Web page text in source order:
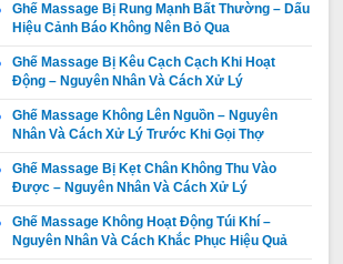
Ghế Massage Bị Rung Mạnh Bất Thường – Dấu
Hiệu Cảnh Báo Không Nên Bỏ Qua
Ghế Massage Bị Kêu Cạch Cạch Khi Hoạt
Động – Nguyên Nhân Và Cách Xử Lý
Ghế Massage Không Lên Nguồn – Nguyên
Nhân Và Cách Xử Lý Trước Khi Gọi Thợ
Ghế Massage Bị Kẹt Chân Không Thu Vào
Được – Nguyên Nhân Và Cách Xử Lý
Ghế Massage Không Hoạt Động Túi Khí –
Nguyên Nhân Và Cách Khắc Phục Hiệu Quả
Ghế Massage
Không Quét
Body Được –
Dấu Hiệu Và
Cách Khắc
Phục
Giá: Liên hệ
Chi tiết
Thay da ghế
massage tại
Thị xã La Gi,
Linh, Huyện
Hàm Tân Bình
Thuận chuyên
nghiệp uy tín
giá rẻ nhất
Giá:Liên hệ
Chi tiết